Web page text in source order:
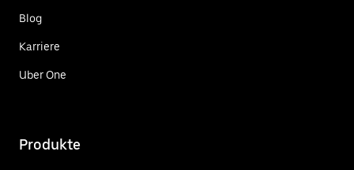
Blog
Karriere
Uber One
Produkte